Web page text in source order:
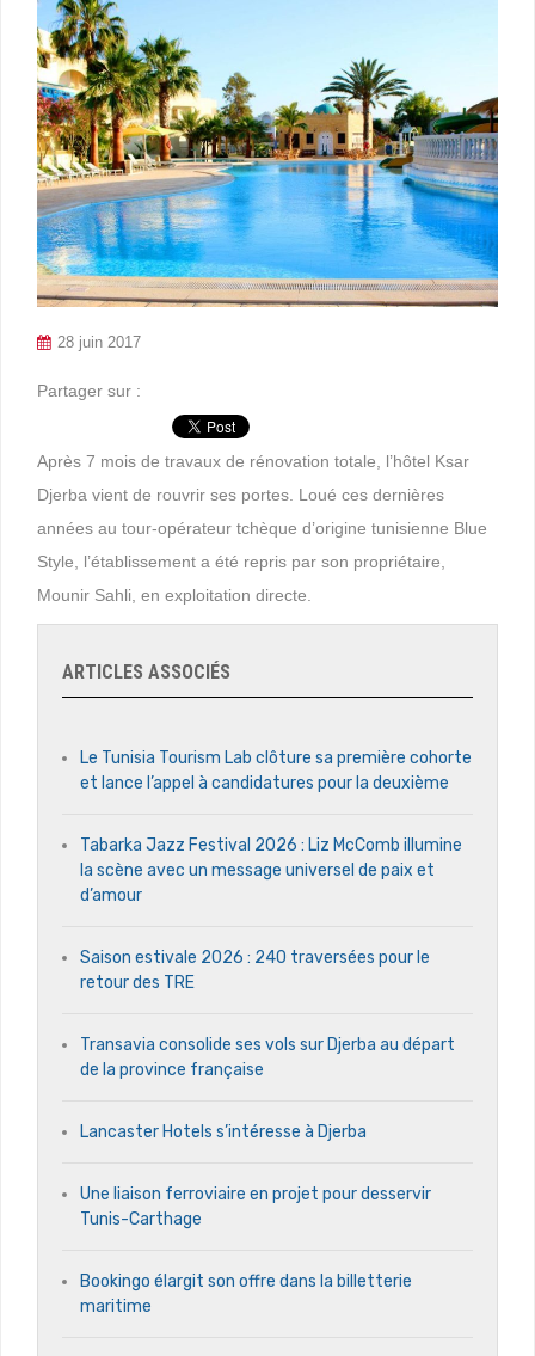
28 juin 2017
Partager sur :
Après 7 mois de travaux de rénovation totale, l’hôtel Ksar
Djerba vient de rouvrir ses portes. Loué ces dernières
années au tour-opérateur tchèque d’origine tunisienne Blue
Style, l’établissement a été repris par son propriétaire,
Mounir Sahli, en exploitation directe.
ARTICLES ASSOCIÉS
Le Tunisia Tourism Lab clôture sa première cohorte
et lance l’appel à candidatures pour la deuxième
Tabarka Jazz Festival 2026 : Liz McComb illumine
la scène avec un message universel de paix et
d’amour
Saison estivale 2026 : 240 traversées pour le
retour des TRE
Transavia consolide ses vols sur Djerba au départ
de la province française
Lancaster Hotels s’intéresse à Djerba
Une liaison ferroviaire en projet pour desservir
Tunis-Carthage
Bookingo élargit son offre dans la billetterie
maritime